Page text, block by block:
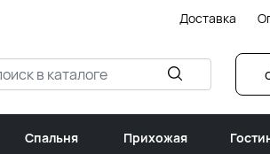
Доставка
Спальня Прихожая